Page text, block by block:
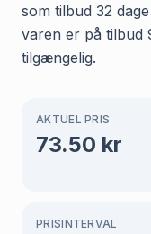
som tilbud 32
varen er på tilbud
tilgængelig.
AKTUEL PRIS
73.50 kr
PRISINTERVAL